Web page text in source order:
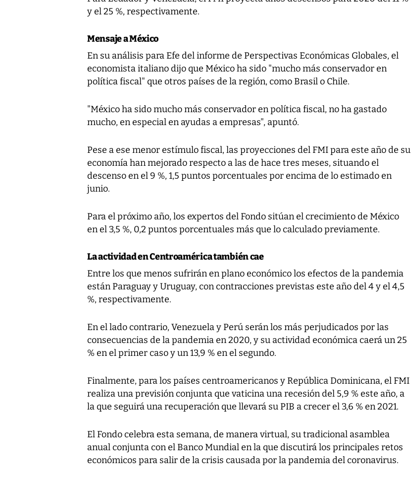
y el 25 %, respectivamente.
Mensaje a México
En su análisis para Efe del informe de Perspectivas Económicas Globales, el
economista italiano dijo que México ha sido "mucho más conservador en
política fiscal" que otros países de la región, como Brasil o Chile.
"México ha sido mucho más conservador en política fiscal, no ha gastado
mucho, en especial en ayudas a empresas", apuntó.
Pese a ese menor estímulo fiscal, las proyecciones del FMI para este año de su
economía han mejorado respecto a las de hace tres meses, situando el
descenso en el 9 %, 1,5 puntos porcentuales por encima de lo estimado en
junio.
Para el próximo año, los expertos del Fondo sitúan el crecimiento de México
en el 3,5 %, 0,2 puntos porcentuales más que lo calculado previamente.
La actividad en Centroamérica también cae
Entre los que menos sufrirán en plano económico los efectos de la pandemia
están Paraguay y Uruguay, con contracciones previstas este año del 4 y el 4,5
%, respectivamente.
En el lado contrario, Venezuela y Perú serán los más perjudicados por las
consecuencias de la pandemia en 2020, y su actividad económica caerá un 25
% en el primer caso y un 13,9 % en el segundo.
Finalmente, para los países centroamericanos y República Dominicana, el FMI
realiza una previsión conjunta que vaticina una recesión del 5,9 % este año, a
la que seguirá una recuperación que llevará su PIB a crecer el 3,6 % en 2021.
El Fondo celebra esta semana, de manera virtual, su tradicional asamblea
anual conjunta con el Banco Mundial en la que discutirá los principales retos
económicos para salir de la crisis causada por la pandemia del coronavirus.